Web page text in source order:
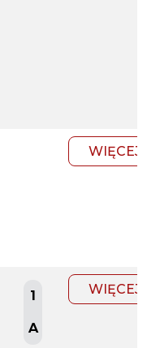
WIĘCEJ
1
A
WIĘCEJ